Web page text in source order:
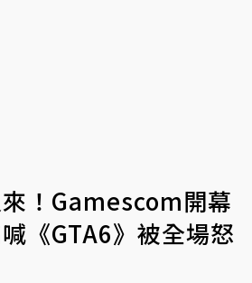
！Gamescom開幕
《GTA6》被全場怒